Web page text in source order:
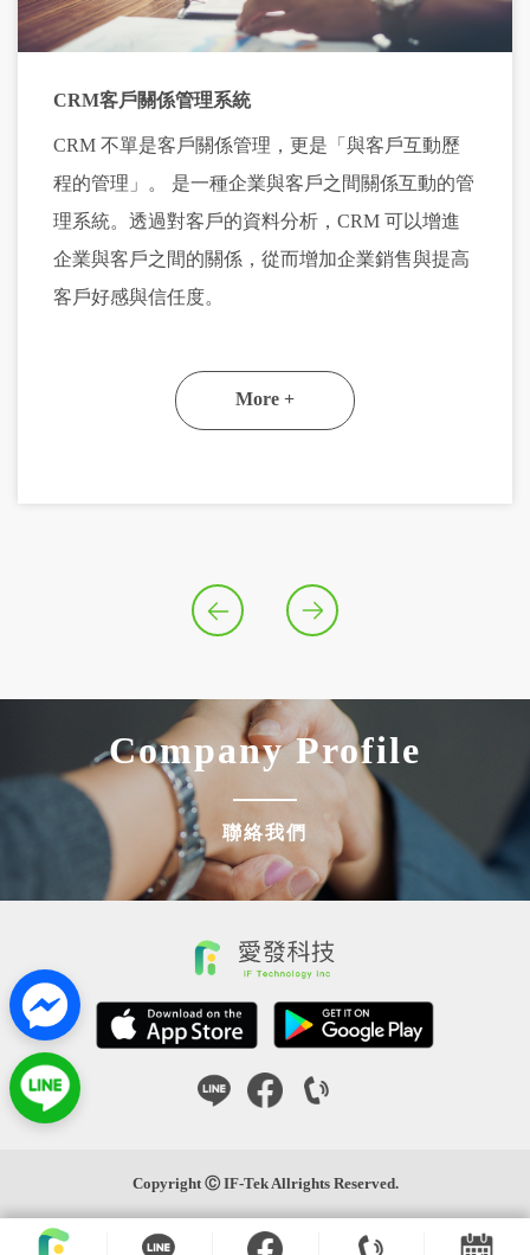
CRM客戶關係管理系統
CRM 不單是客戶關係管理，更是「與客戶互動歷
程的管理」。 是一種企業與客戶之間關係互動的管
理系統。透過對客戶的資料分析，CRM 可以增進
企業與客戶之間的關係，從而增加企業銷售與提高
客戶好感與信任度。
More +
Company Profile
聯絡我們
Copyright Ⓒ IF-Tek Allrights Reserved.